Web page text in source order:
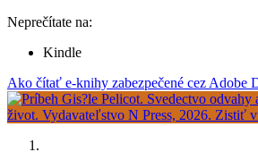
Neprečítate na:
Kindle
Ako čítať e-knihy zabezpečené cez Adobe